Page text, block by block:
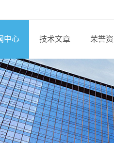
中心 技术文章 荣誉